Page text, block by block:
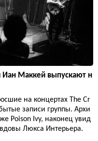
Иан Маккей выпускают н
на концертах The Cr
записи группы. Архи
Poison Ivy, наконец увид
Люкса Интерьера.